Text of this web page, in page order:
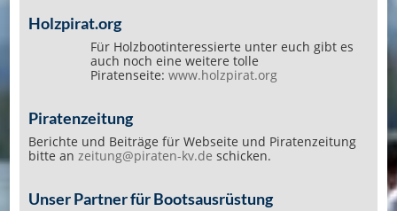
Holzpirat.org
Für Holzbootinteressierte unter euch gibt es
auch noch eine weitere tolle
Piratenseite: www.holzpirat.org
Piratenzeitung
Berichte und Beiträge für Webseite und Piratenzeitung
bitte an zeitung@piraten-kv.de schicken.
Unser Partner für Bootsausrüstung